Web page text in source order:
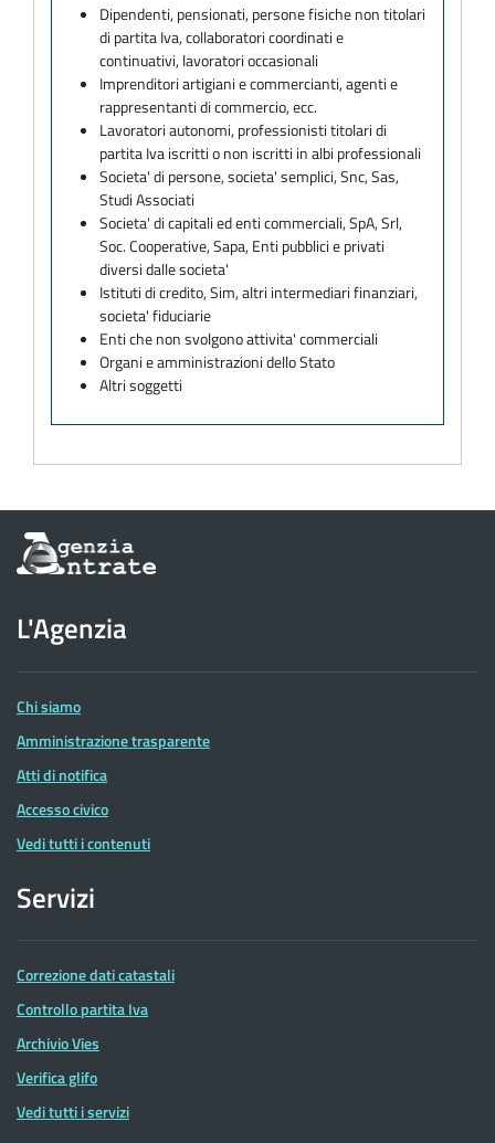
Dipendenti, pensionati, persone fisiche non titolari
di partita Iva, collaboratori coordinati e
continuativi, lavoratori occasionali
Imprenditori artigiani e commercianti, agenti e
rappresentanti di commercio, ecc.
Lavoratori autonomi, professionisti titolari di
partita Iva iscritti o non iscritti in albi professionali
Societa' di persone, societa' semplici, Snc, Sas,
Studi Associati
Societa' di capitali ed enti commerciali, SpA, Srl,
Soc. Cooperative, Sapa, Enti pubblici e privati
diversi dalle societa'
Istituti di credito, Sim, altri intermediari finanziari,
societa' fiduciarie
Enti che non svolgono attivita' commerciali
Organi e amministrazioni dello Stato
Altri soggetti
Informazioni
sul
dell'Agenzia
delle
Entrate
L'Agenzia
Chi siamo
Amministrazione trasparente
Atti di notifica
Accesso civico
Vedi tutti i contenuti
Servizi
Correzione dati catastali
Controllo partita Iva
Archivio Vies
Verifica glifo
Vedi tutti i servizi